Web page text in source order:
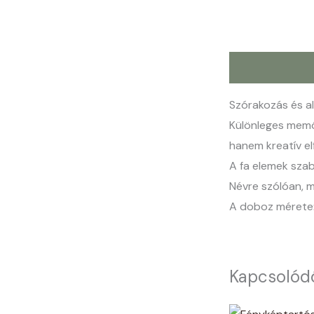
Szórakozás és
Különleges
hanem kreatív
A fa elemek
Névre szólóan,
A doboz mérete: